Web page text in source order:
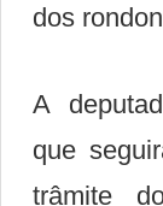
dos
A
que
trâmite